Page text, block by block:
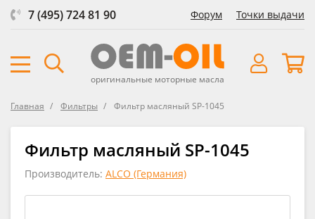
7 (495) 724 81 90 Форум Точки выдачи
оригинальные моторные масла
Главная Фильтры Фильтр масляный SP-1045
Фильтр масляный SP-1045
Производитель: ALCO (Германия)